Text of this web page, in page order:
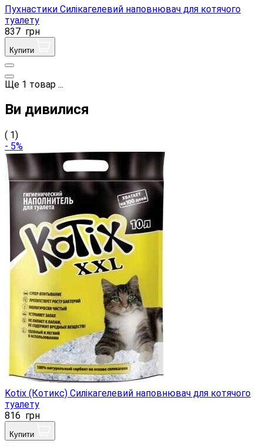
Пухнастики Силікагелевий наповнювач для котячого
туалету
837 грн
Купити
Ще 1 товар ...
Ви дивилися
( 1)
- 5%
Kotix (Котикс) Силікагелевий наповнювач для котячого
туалету
816 грн
Купити